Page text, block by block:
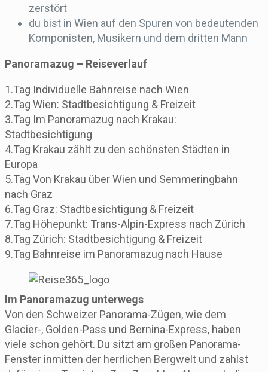
zerstört
du bist in Wien auf den Spuren von bedeutenden
Komponisten, Musikern und dem dritten Mann
Panoramazug – Reiseverlauf
1.Tag Individuelle Bahnreise nach Wien
2.Tag Wien: Stadtbesichtigung & Freizeit
3.Tag Im Panoramazug nach Krakau:
Stadtbesichtigung
4.Tag Krakau zählt zu den schönsten Städten in
Europa
5.Tag Von Krakau über Wien und Semmeringbahn
nach Graz
6.Tag Graz: Stadtbesichtigung & Freizeit
7.Tag Höhepunkt: Trans-Alpin-Express nach Zürich
8.Tag Zürich: Stadtbesichtigung & Freizeit
9.Tag Bahnreise im Panoramazug nach Hause
Im Panoramazug unterwegs
Von den Schweizer Panorama-Zügen, wie dem
Glacier-, Golden-Pass und Bernina-Express, haben
viele schon gehört. Du sitzt am großen Panorama-
Fenster inmitten der herrlichen Bergwelt und zahlst